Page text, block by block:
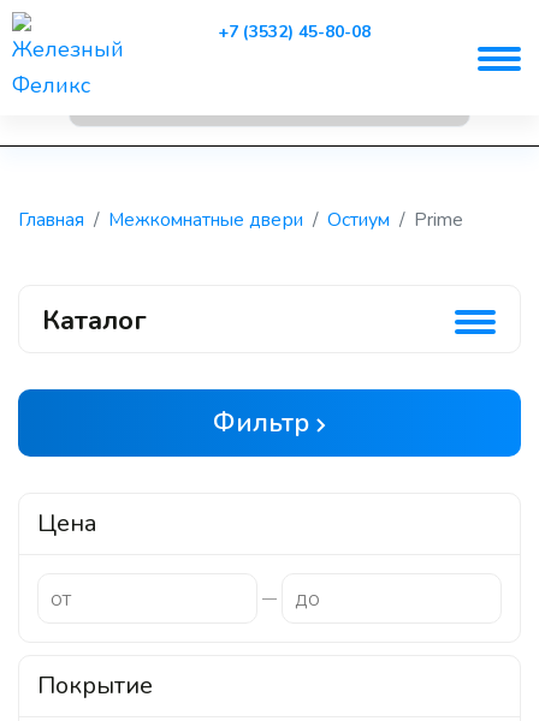
+7 (3532) 45-80-08
Главная Межкомнатные двери Остиум Prime
Каталог
Фильтр
Цена
Покрытие